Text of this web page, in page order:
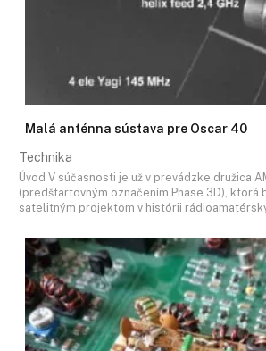
Malá anténna sústava pre Oscar 40
Technika
Úvod V súčasnosti je už v prevádzke družica
(predštartovným označením Phase 3D), ktorá
satelitným projektom v histórii